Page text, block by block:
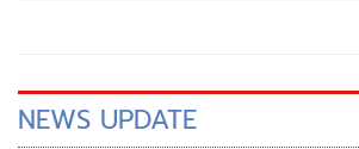
NEWS UPDATE